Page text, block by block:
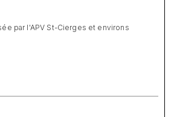
par l'APV St-Cierges et environs